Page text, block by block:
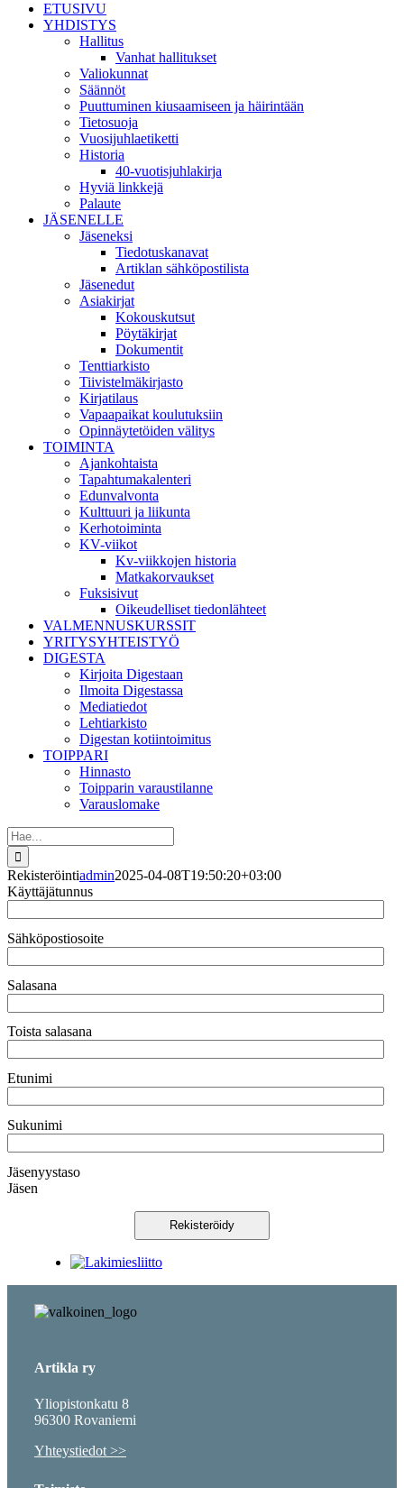
ETUSIVU
YHDISTYS
Hallitus
Vanhat hallitukset
Valiokunnat
Säännöt
Puuttuminen kiusaamiseen ja häirintään
Tietosuoja
Vuosijuhlaetiketti
Historia
40-vuotisjuhlakirja
Hyviä linkkejä
Palaute
JÄSENELLE
Jäseneksi
Tiedotuskanavat
Artiklan sähköpostilista
Jäsenedut
Asiakirjat
Kokouskutsut
Pöytäkirjat
Dokumentit
Tenttiarkisto
Tiivistelmäkirjasto
Kirjatilaus
Vapaapaikat koulutuksiin
Opinnäytetöiden välitys
TOIMINTA
Ajankohtaista
Tapahtumakalenteri
Edunvalvonta
Kulttuuri ja liikunta
Kerhotoiminta
KV-viikot
Kv-viikkojen historia
Matkakorvaukset
Fuksisivut
Oikeudelliset tiedonlähteet
VALMENNUSKURSSIT
YRITYSYHTEISTYÖ
DIGESTA
Kirjoita Digestaan
Ilmoita Digestassa
Mediatiedot
Lehtiarkisto
Digestan kotiintoimitus
TOIPPARI
Hinnasto
Toipparin varaustilanne
Varauslomake
Etsi
...
Rekisteröintiadmin2025-04-08T19:50:20+03:00
Käyttäjätunnus
Sähköpostiosoite
Salasana
Toista salasana
Etunimi
Sukunimi
Jäsenyystaso
Jäsen
Rekisteröidy
Artikla ry
Yliopistonkatu 8
96300 Rovaniemi
Yhteystiedot >>